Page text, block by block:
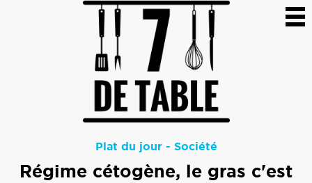
Plat du jour- Société
Régime cétogène, le gras c'est